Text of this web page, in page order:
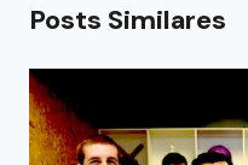
Posts Similares